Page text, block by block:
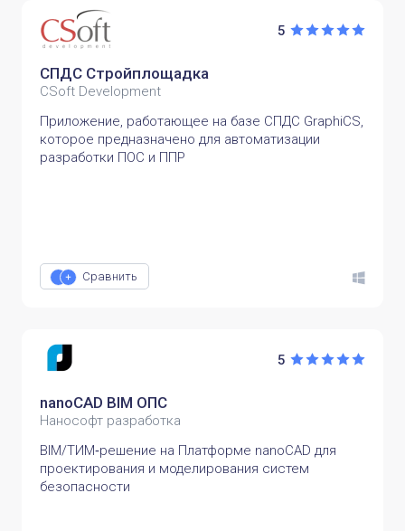
5
СПДС Стройплощадка
CSoft Development
Приложение, работающее на базе СПДС GraphiCS,
которое предназначено для автоматизации
разработки ПОС и ППР
Сравнить
5
nanoCAD BIM ОПС
Нанософт разработка
BIM/ТИМ‑решение на Платформе nanoCAD для
проектирования и моделирования систем
безопасности